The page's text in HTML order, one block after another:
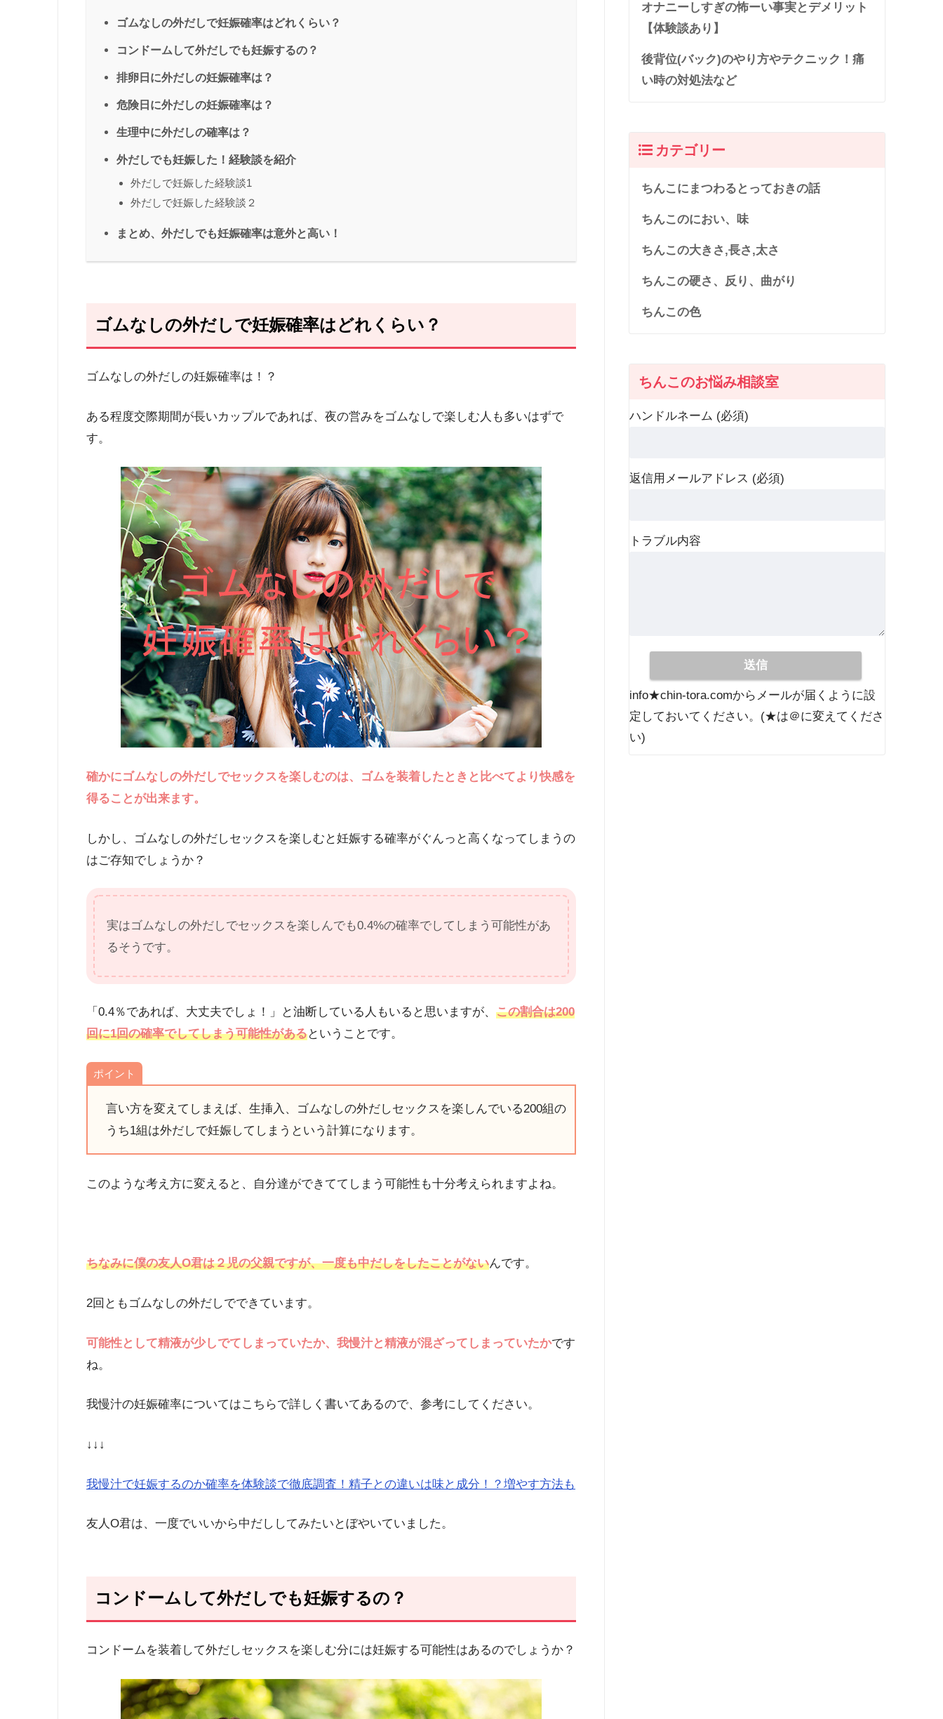
ゴムなしの外だしで妊娠確率はどれくらい？
コンドームして外だしでも妊娠するの？
排卵日に外だしの妊娠確率は？
危険日に外だしの妊娠確率は？
生理中に外だしの確率は？
外だしでも妊娠した！経験談を紹介
外だしで妊娠した経験談1
外だしで妊娠した経験談２
まとめ、外だしでも妊娠確率は意外と高い！
ゴムなしの外だしで妊娠確率はどれくらい？
ゴムなしの外だしの妊娠確率は！？
ある程度交際期間が長いカップルであれば、夜の営みをゴムなしで楽しむ人も多いはずで
す。
確かにゴムなしの外だしでセックスを楽しむのは、ゴムを装着したときと比べてより快感を
得ることが出来ます。
しかし、ゴムなしの外だしセックスを楽しむと妊娠する確率がぐんっと高くなってしまうの
はご存知でしょうか？
実はゴムなしの外だしでセックスを楽しんでも0.4%の確率でしてしまう可能性があ
るそうです。
「0.4％であれば、大丈夫でしょ！」と油断している人もいると思いますが、 この割合は200
回に1回の確率でしてしまう可能性があるということです。
ポイント
言い方を変えてしまえば、生挿入、ゴムなしの外だしセックスを楽しんでいる200組の
うち1組は外だしで妊娠してしまうという計算になります。
このような考え方に変えると、自分達ができててしまう可能性も十分考えられますよね。
ちなみに僕の友人O君は２児の父親ですが、一度も中だしをしたことがないんです。
2回ともゴムなしの外だしでできています。
可能性として精液が少しでてしまっていたか、我慢汁と精液が混ざってしまっていたかです
ね。
我慢汁の妊娠確率についてはこちらで詳しく書いてあるので、参考にしてください。
↓↓↓
我慢汁で妊娠するのか確率を体験談で徹底調査！精子との違いは味と成分！？増やす方法も
友人O君は、一度でいいから中だししてみたいとぼやいていました。
コンドームして外だしでも妊娠するの？
コンドームを装着して外だしセックスを楽しむ分には妊娠する可能性はあるのでしょうか？
オナニーしすぎの怖ーい事実とデメリット
【体験談あり】
後背位(バック)のやり方やテクニック！痛
い時の対処法など
カテゴリー
ちんこにまつわるとっておきの話
ちんこのにおい、味
ちんこの大きさ,長さ,太さ
ちんこの硬さ、反り、曲がり
ちんこの色
ちんこのお悩み相談室
ハンドルネーム (必須)
返信用メールアドレス (必須)
トラブル内容
info★chin-tora.comからメールが届くように設
定しておいてください。(★は＠に変えてくださ
い)